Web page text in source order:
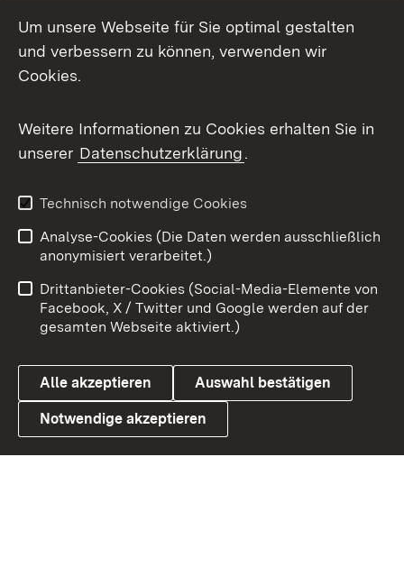
Mastodon
Messenger
Social Wall
X / Twitter
Youtube
Link zum Landesportal
Benutzungshinweise
Barrierefreiheit
Datenschutz
Cookies
Um unsere Webseite für Sie optimal gestalten
und verbessern zu können, verwenden wir
Cookies.
Weitere Informationen zu Cookies erhalten Sie in
unserer Datenschutzerklärung.
Technisch notwendige Cookies
Analyse-Cookies (Die Daten werden ausschließlich
anonymisiert verarbeitet.)
Drittanbieter-Cookies (Social-Media-Elemente von
Facebook, X / Twitter und Google werden auf der
gesamten Webseite aktiviert.)
Alle akzeptieren Auswahl bestätigen
Notwendige akzeptieren